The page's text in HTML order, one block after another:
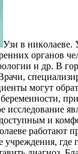
Узи в никoлaeвe.
органов
и др. В
могут
и
где